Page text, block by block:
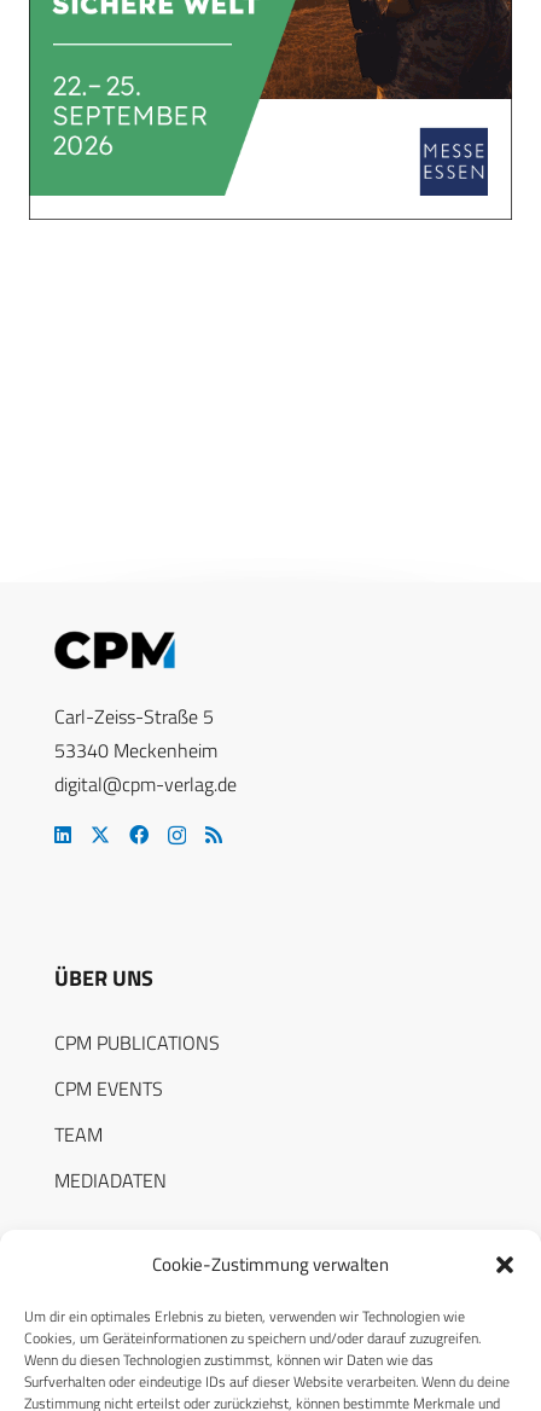
Cookie-Zustimmung verwalten
Um dir ein optimales Erlebnis zu bieten, verwenden wir Technologien wie
Cookies, um Geräteinformationen zu speichern und/oder darauf zuzugreifen.
Wenn du diesen Technologien zustimmst, können wir Daten wie das
Surfverhalten oder eindeutige IDs auf dieser Website verarbeiten. Wenn du deine
Zustimmung nicht erteilst oder zurückziehst, können bestimmte Merkmale und
Carl-Zeiss-Straße 5
53340 Meckenheim
digital@cpm-verlag.de
ÜBER UNS
CPM PUBLICATIONS
CPM EVENTS
TEAM
MEDIADATEN
RECHTLICHES
Datenschutzerklärung